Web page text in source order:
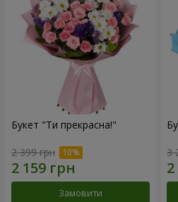
Букет "Ти прекрасна!"
2 399 грн
Замовити
3